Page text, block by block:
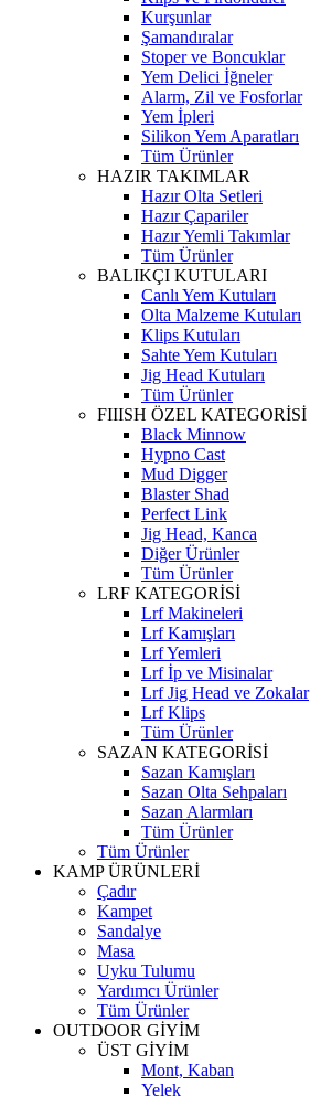
Kurşunlar
Şamandıralar
Stoper ve Boncuklar
Yem Delici İğneler
Alarm, Zil ve Fosforlar
Yem İpleri
Silikon Yem Aparatları
Tüm Ürünler
HAZIR TAKIMLAR
Hazır Olta Setleri
Hazır Çapariler
Hazır Yemli Takımlar
Tüm Ürünler
BALIKÇI KUTULARI
Canlı Yem Kutuları
Olta Malzeme Kutuları
Klips Kutuları
Sahte Yem Kutuları
Jig Head Kutuları
Tüm Ürünler
FIIISH ÖZEL KATEGORİSİ
Black Minnow
Hypno Cast
Mud Digger
Blaster Shad
Perfect Link
Jig Head, Kanca
Diğer Ürünler
Tüm Ürünler
LRF KATEGORİSİ
Lrf Makineleri
Lrf Kamışları
Lrf Yemleri
Lrf İp ve Misinalar
Lrf Jig Head ve Zokalar
Lrf Klips
Tüm Ürünler
SAZAN KATEGORİSİ
Sazan Kamışları
Sazan Olta Sehpaları
Sazan Alarmları
Tüm Ürünler
Tüm Ürünler
KAMP ÜRÜNLERİ
Çadır
Kampet
Sandalye
Masa
Uyku Tulumu
Yardımcı Ürünler
Tüm Ürünler
OUTDOOR GİYİM
ÜST GİYİM
Mont, Kaban
Yelek